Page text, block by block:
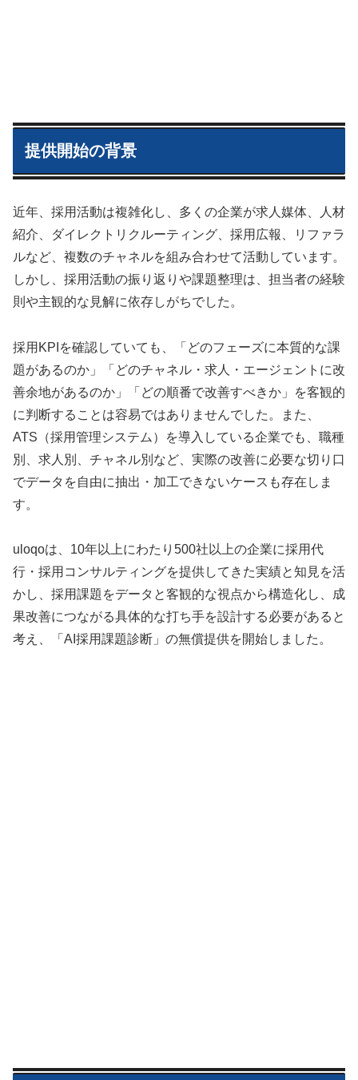
提供開始の背景
近年、採用活動は複雑化し、多くの企業が求人媒体、人材
紹介、ダイレクトリクルーティング、採用広報、リファラ
ルなど、複数のチャネルを組み合わせて活動しています。
しかし、採用活動の振り返りや課題整理は、担当者の経験
則や主観的な見解に依存しがちでした。
採用KPIを確認していても、「どのフェーズに本質的な課
題があるのか」「どのチャネル・求人・エージェントに改
善余地があるのか」「どの順番で改善すべきか」を客観的
に判断することは容易ではありませんでした。また、
ATS（採用管理システム）を導入している企業でも、職種
別、求人別、チャネル別など、実際の改善に必要な切り口
でデータを自由に抽出・加工できないケースも存在しま
す。
uloqoは、10年以上にわたり500社以上の企業に採用代
行・採用コンサルティングを提供してきた実績と知見を活
かし、採用課題をデータと客観的な視点から構造化し、成
果改善につながる具体的な打ち手を設計する必要があると
考え、「AI採用課題診断」の無償提供を開始しました。